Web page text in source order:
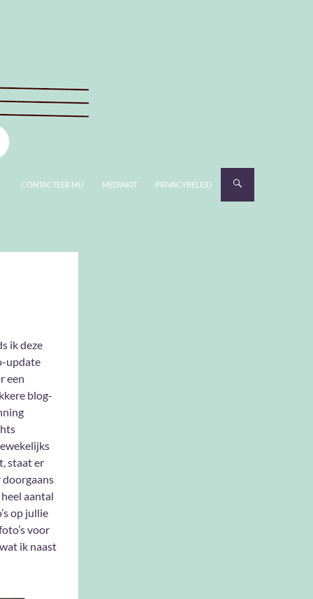
CONTACTEER MIJ MEDIAKIT PRIVACYBELEID
ik deze
update
een
blog-
staat er
doorgaans
aantal
op jullie
voor
ik naast